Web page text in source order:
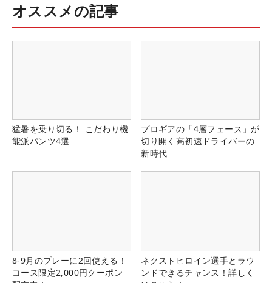
オススメの記事
猛暑を乗り切る！ こだわり機
能派パンツ4選
プロギアの「4層フェース」が
切り開く高初速ドライバーの
新時代
8-9月のプレーに2回使える！
コース限定2,000円クーポン
ネクストヒロイン選手とラウ
ンドできるチャンス！詳しく